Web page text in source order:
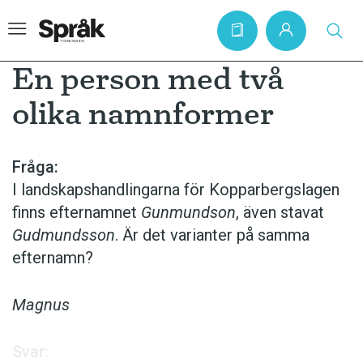
Artiklar
Krönikor
Språkfrågor
Skrivtips
Kviss
En person med två
olika namnformer
Fråga:
I landskapshandlingarna för Kopparbergslagen
finns efternamnet Gunmundson, även stavat
Gudmundsson. Är det varianter på samma
efternamn?
Magnus